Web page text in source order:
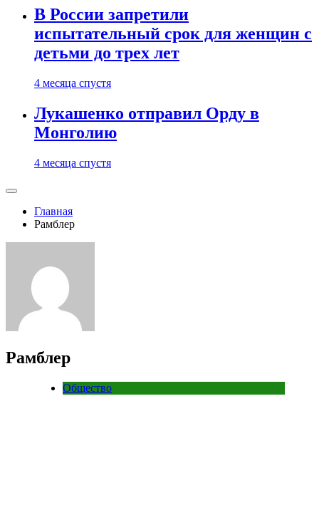
В России запретили
испытательный срок для женщин с
детьми до трех лет
4 месяца спустя
Лукашенко отправил Орду в
Монголию
4 месяца спустя
Главная
Рамблер
Рамблер
Общество